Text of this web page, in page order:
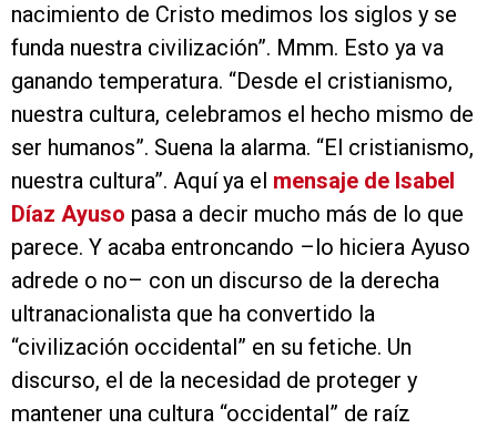
nacimiento de Cristo medimos los siglos y se
funda nuestra civilización”. Mmm. Esto ya va
ganando temperatura. “Desde el cristianismo,
nuestra cultura, celebramos el hecho mismo de
ser humanos”. Suena la alarma. “El cristianismo,
nuestra cultura”. Aquí ya el mensaje de Isabel
Díaz Ayuso pasa a decir mucho más de lo que
parece. Y acaba entroncando –lo hiciera Ayuso
adrede o no– con un discurso de la derecha
ultranacionalista que ha convertido la
“civilización occidental” en su fetiche. Un
discurso, el de la necesidad de proteger y
mantener una cultura “occidental” de raíz